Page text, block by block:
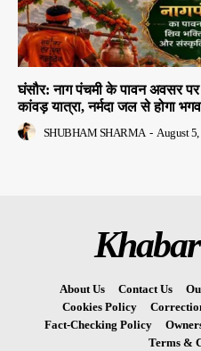
घंसौर: नाग पंचमी के पावन अवसर
कांवड़ यात्रा, नर्मदा जल से होगा
SHUBHAM SHARMA - August
About Us Contact Us
Cookies Policy
Fact-Checking Policy
Terms &